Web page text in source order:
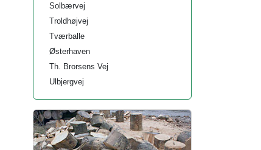
Solbærvej
Troldhøjvej
Tværballe
Østerhaven
Th. Brorsens Vej
Ulbjergvej